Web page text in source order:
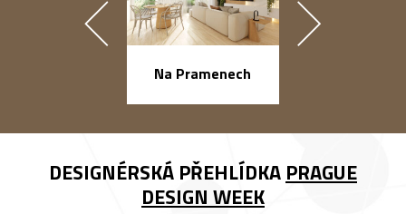
Na Pramenech
DESIGNÉRSKÁ PŘEHLÍDKA PRAGUE
DESIGN WEEK